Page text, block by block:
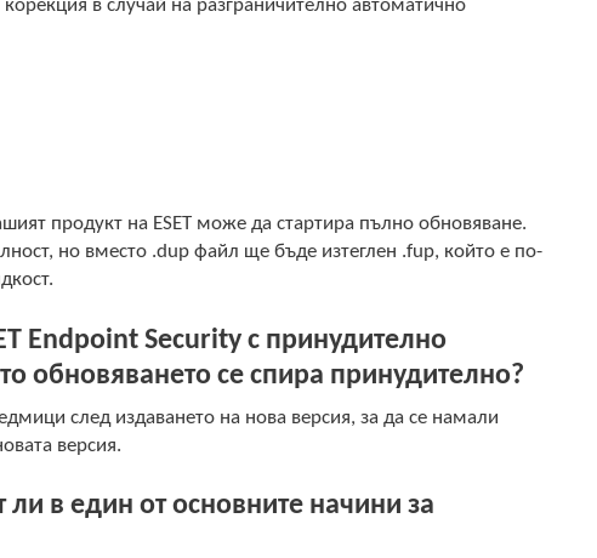
в случай на разграничително автоматично
продукт на ESET може да стартира пълно обновяване.
но вместо .dup файл ще бъде изтеглен .fup, който е по-
Endpoint Security с принудително
обновяването се спира принудително?
след издаването на нова версия, за да се намали
версия.
в един от основните начини за